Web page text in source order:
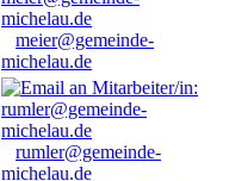
meier@gemeinde-
michelau.de
rumler@gemeinde-
michelau.de